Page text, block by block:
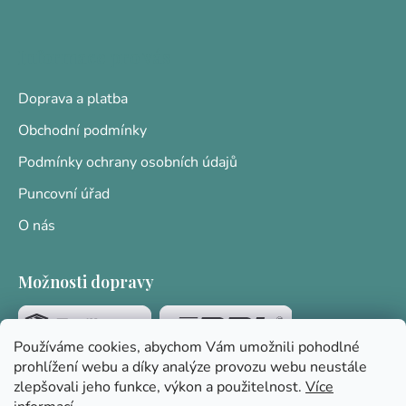
Používáme cookies, abychom Vám umožnili pohodlné
prohlížení webu a díky analýze provozu webu neustále
zlepšovali jeho funkce, výkon a použitelnost. Více
Doprava a platba
Obchodní podmínky
Podmínky ochrany osobních údajů
Puncovní úřad
O nás
Možnosti dopravy
Platební brána